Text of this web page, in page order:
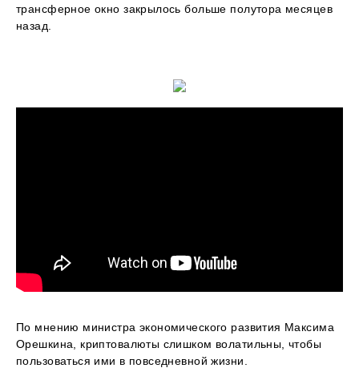
трансферное окно закрылось больше полутора месяцев
назад.
По мнению министра экономического развития Максима
Орешкина, криптовалюты слишком волатильны, чтобы
пользоваться ими в повседневной жизни.